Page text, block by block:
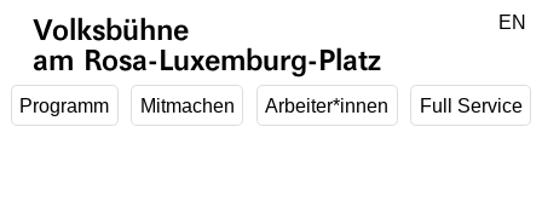
Volksbühne
am Rosa-Luxemburg-Platz
Programm Mitmachen Arbeiter*innen Full Service
DE
EN